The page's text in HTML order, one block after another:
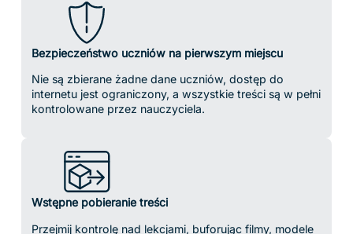
„ClassVR to wiodące kompleksowe rozwiązanie stworzone
specjalnie dla edukacji.
ClassVR łączy zaawansowany sprzęt XR, immersyjne treści
zgodne z podstawą programową, narzędzia do planowania
lekcji oraz płynne zarządzanie klasą i urządzeniami w jednej,
łatwej w obsłudze platformie.
w czasie rzeczywistym nad całym środowiskiem nauki VR.”